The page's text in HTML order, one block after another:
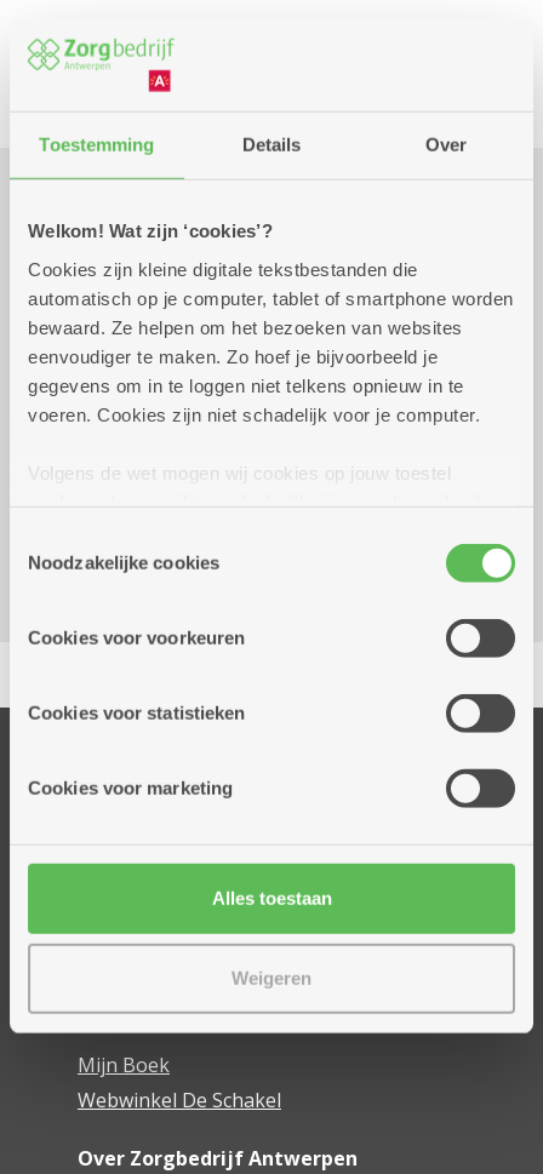
Toestemming Details Over
Welkom! Wat zijn ‘cookies’?
Cookies zijn kleine digitale tekstbestanden die
automatisch op je computer, tablet of smartphone worden
bewaard. Ze helpen om het bezoeken van websites
eenvoudiger te maken. Zo hoef je bijvoorbeeld je
gegevens om in te loggen niet telkens opnieuw in te
voeren. Cookies zijn niet schadelijk voor je computer.
Volgens de wet mogen wij cookies op jouw toestel
cookies hebben we jouw toestemming nodig. Sommige
cookies worden geplaatst door derde partijen die een
informatie over jouw (geanonimiseerd) gebruik van onze
partners kunnen deze gegevens combineren met andere
Noodzakelijke cookies
Cookies voor voorkeuren
Cookies voor statistieken
Cookies voor marketing
Alles toestaan
Weigeren
Culinair
Praktisch
Wekelijks op vrijdag tot 25
december 2026
14.00 uur tot
16.00 uur
te bepalen in de keuken
Reserveer vervoer
Dienstencentrum Hof Ter Beke
2018 Antwerpen
Thuisdiensten
Assistentiewoningen
Woonzorgcentra
Financieel comfort
Mijn Boek
Webwinkel De Schakel
Over Zorgbedrijf Antwerpen